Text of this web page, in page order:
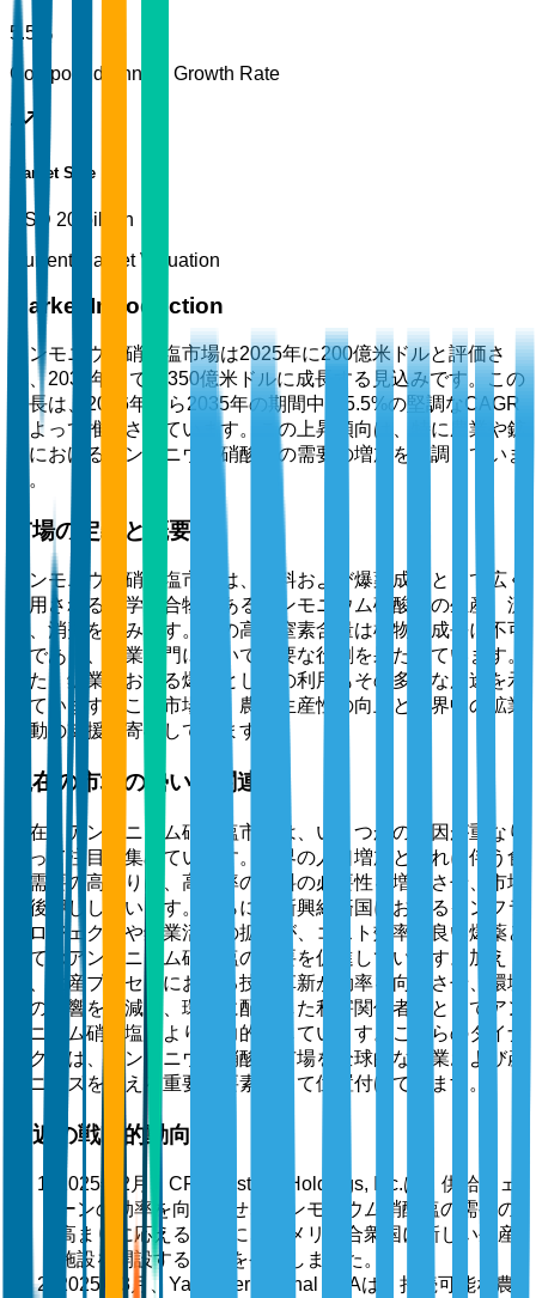
5.5%
Compound Annual Growth Rate
Market Size
USD 20 billion
Current Market Valuation
Market Introduction
アンモニウム硝酸塩市場は2025年に200億米ドルと評価さ
れ、2035年までに350億米ドルに成長する見込みです。この
成長は、2026年から2035年の期間中に5.5%の堅調なCAGR
によって推進されています。この上昇傾向は、特に農業や鉱
業におけるアンモニウム硝酸塩の需要の増加を強調していま
す。
市場の定義と概要
アンモニウム硝酸塩市場は、肥料および爆薬成分として広く
使用される化学化合物であるアンモニウム硝酸塩の生産、流
通、消費を含みます。その高い窒素含量は植物の成長に不可
欠であり、農業部門において重要な役割を果たしています。
また、鉱業における爆薬としての利用もその多様な用途を示
しています。この市場は、農業生産性の向上と世界中の鉱業
活動の支援に寄与しています。
現在の市場の勢いと関連性
現在、アンモニウム硝酸塩市場は、いくつかの要因が重なり
合って注目を集めています。世界の人口増加とそれに伴う食
料需要の高まりは、高効率の肥料の必要性を増大させ、市場
を後押ししています。さらに、新興経済国におけるインフラ
プロジェクトや鉱業活動の拡大が、コスト効率の良い爆薬と
してのアンモニウム硝酸塩の需要を促進しています。加え
て、生産プロセスにおける技術革新が効率を向上させ、環境
への影響を軽減し、環境に配慮した利害関係者にとってアン
モニウム硝酸塩をより魅力的にしています。これらのダイナ
ミクスは、アンモニウム硝酸塩市場を全球的な農業および産
業ニーズを支える重要な要素として位置付けています。
最近の戦略的動向
2025年2月、CF Industries Holdings, Inc.は、供給チェ
ーンの効率を向上させ、アンモニウム硝酸塩の需要の
高まりに応えるために、アメリカ合衆国に新しい生産
施設を開設することを発表しました。
2025年3月、Yara International ASAは、持続可能な農